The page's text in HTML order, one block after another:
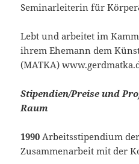
Seminarleiterin für
Lebt und arbeitet im
ihrem Ehemann dem
(MATKA)
Stipendien/Preise und
Raum
1990Arbeitsstipendium
Zusammenarbeit mit der